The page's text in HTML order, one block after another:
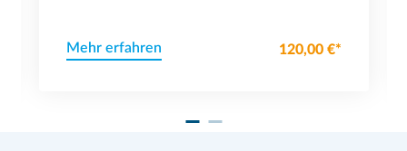
Mehr erfahren 120,00 €*